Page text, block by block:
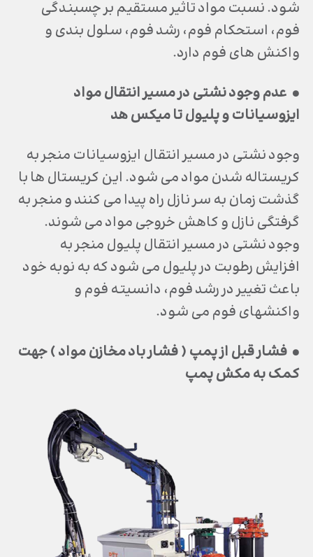
شود. نسبت مواد تاثير مستقيم بر چسبندگي
فوم، استحكام فوم، رشد فوم، سلول بندي و
واكنش هاي فوم دارد.
• عدم وجود نشتي در مسير انتقال مواد
ايزوسيانات و پليول تا ميكس هد
وجود نشتي در مسير انتقال ايزوسيانات منجر به
كريستاله شدن مواد مي شود. اين كريستال ها با
گذشت زمان به سر نازل راه پيدا مي كنند و منجر به
گرفتگي نازل و كاهش خروجي مواد مي شوند.
وجود نشتي در مسير انتقال پليول منجر به
افزايش رطوبت در پليول مي شود كه به نوبه خود
باعث تغيير در رشد فوم، دانسيته فوم و
واكنشهاي فوم مي شود.
• فشار قبل از پمپ ( فشار باد مخازن مواد ) جهت
كمك به مكش پمپ